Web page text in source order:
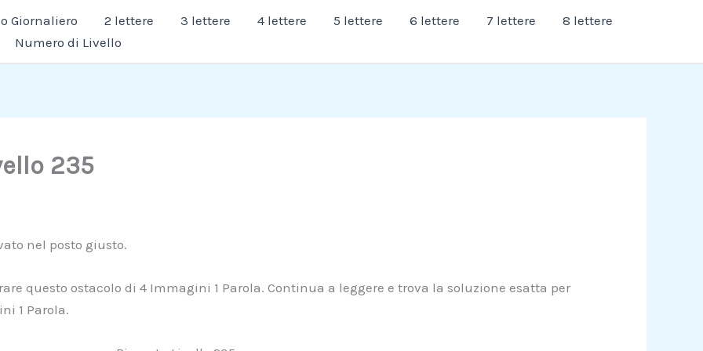
Giornaliero 2 lettere 3 lettere 4 lettere 5 lettere 6 lettere 7 lettere
8 lettere
Numero di Livello
235
nel posto giusto.
questo ostacolo di 4 Immagini 1 Parola. Continua a leggere e trova la soluzione esatta per
1 Parola.